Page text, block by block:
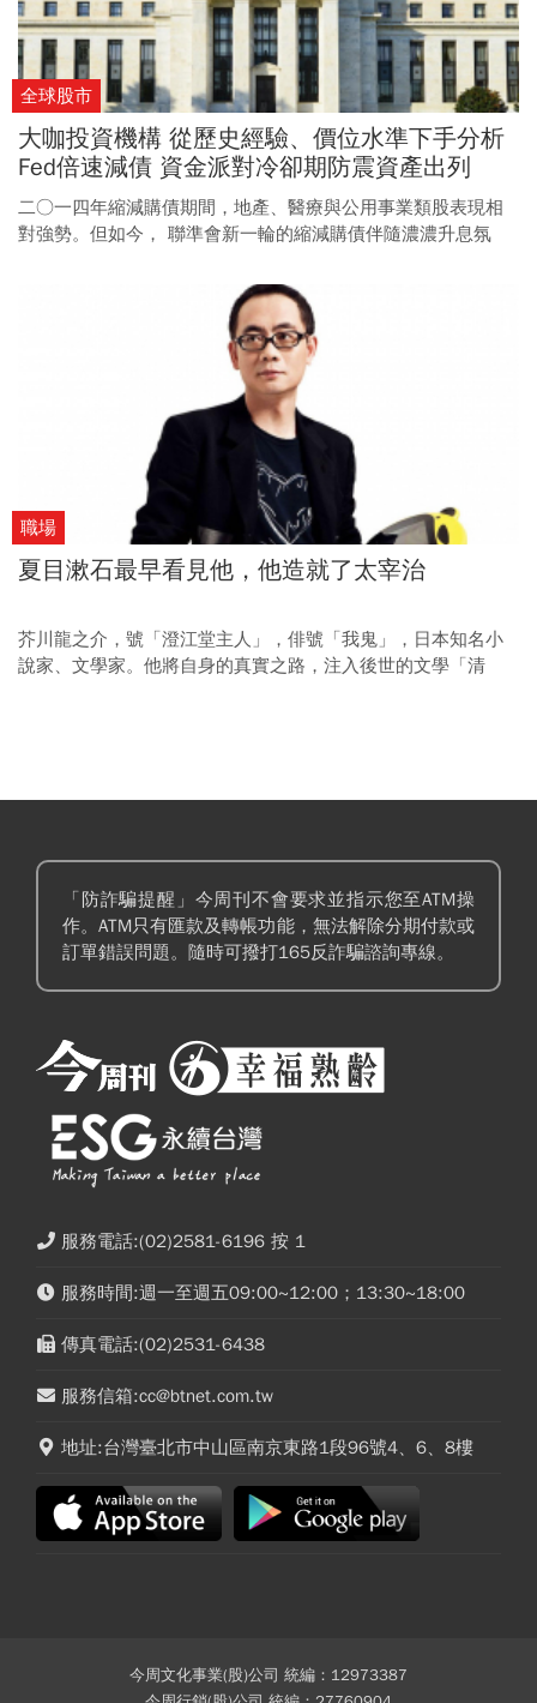
全球股市
大咖投資機構 從歷史經驗、價位水準下手分析
Fed倍速減債 資金派對冷卻期防震資產出列
二○一四年縮減購債期間，地產、醫療與公用事業類股表現相
對強勢。但如今， 聯準會新一輪的縮減購債伴隨濃濃升息氛
職場
夏目漱石最早看見他，他造就了太宰治
芥川龍之介，號「澄江堂主人」，俳號「我鬼」，日本知名小
說家、文學家。他將自身的真實之路，注入後世的文學「清
「防詐騙提醒」今周刊不會要求並指示您至ATM操
作。ATM只有匯款及轉帳功能，無法解除分期付款或
訂單錯誤問題。隨時可撥打165反詐騙諮詢專線。
服務電話:(02)2581-6196 按 1
服務時間:週一至週五09:00~12:00；13:30~18:00
傳真電話:(02)2531-6438
服務信箱:cc@btnet.com.tw
地址:台灣臺北市中山區南京東路1段96號4、6、8樓
今周文化事業(股)公司 統編：12973387